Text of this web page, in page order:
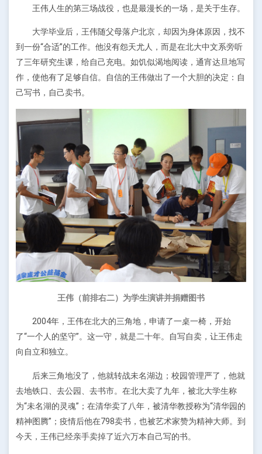
王伟人生的第三场战役，也是最漫长的一场，是关于生存。
大学毕业后，王伟随父母落户北京，却因为身体原因，找不
到一份“合适”的工作。他没有怨天尤人，而是在北大中文系旁听
了三年研究生课，给自己充电。如饥似渴地阅读，通宵达旦地写
作，使他有了足够自信。自信的王伟做出了一个大胆的决定：自
己写书，自己卖书。
王伟（前排右二）为学生演讲并捐赠图书
2004年，王伟在北大的三角地，申请了一桌一椅，开始
了“一个人的坚守”。这一守，就是二十年。自写自卖，让王伟走
向自立和独立。
后来三角地没了，他就转战未名湖边；校园管理严了，他就
去地铁口、去公园、去书市。在北大卖了九年，被北大学生称
为“未名湖的灵魂”；在清华卖了八年，被清华教授称为“清华园的
精神图腾”；疫情后他在798卖书，也被艺术家赞为精神大师。到
今天，王伟已经亲手卖掉了近六万本自己写的书。